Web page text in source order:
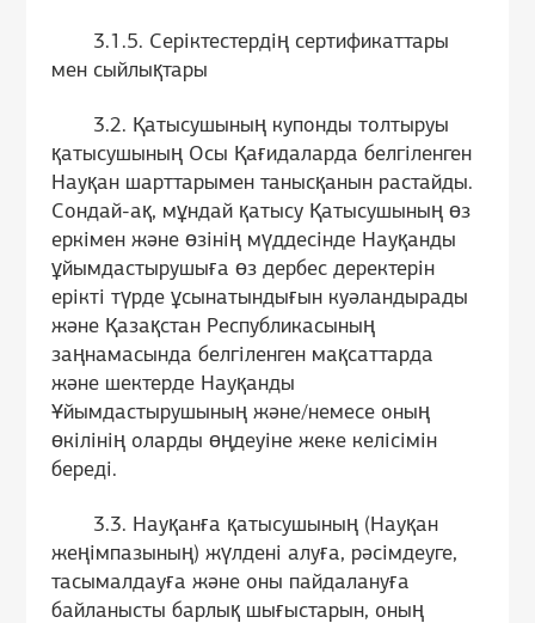
3.1.5. Серіктестердің сертификаттары
мен сыйлықтары
3.2. Қатысушының купонды толтыруы
қатысушының Осы Қағидаларда белгіленген
Науқан шарттарымен танысқанын растайды.
Сондай-ақ, мұндай қатысу Қатысушының өз
еркімен және өзінің мүддесінде Науқанды
ұйымдастырушыға өз дербес деректерін
ерікті түрде ұсынатындығын куәландырады
және Қазақстан Республикасының
заңнамасында белгіленген мақсаттарда
және шектерде Науқанды
Ұйымдастырушының және/немесе оның
өкілінің оларды өңдеуіне жеке келісімін
береді.
3.3. Науқанға қатысушының (Науқан
жеңімпазының) жүлдені алуға, рәсімдеуге,
тасымалдауға және оны пайдалануға
байланысты барлық шығыстарын, оның